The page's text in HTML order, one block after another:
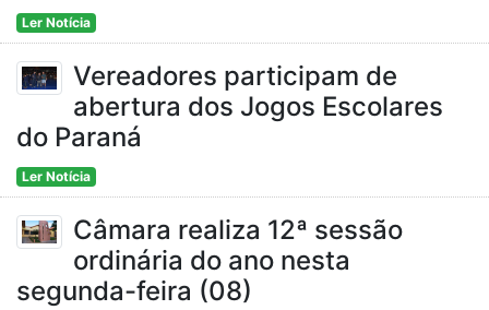
Ler Notícia
Vereadores participam de
abertura dos Jogos Escolares
do Paraná
Ler Notícia
Câmara realiza 12ª sessão
ordinária do ano nesta
segunda-feira (08)